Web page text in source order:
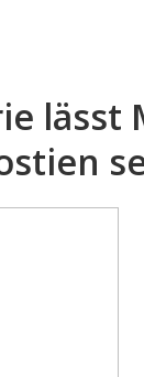
lässt